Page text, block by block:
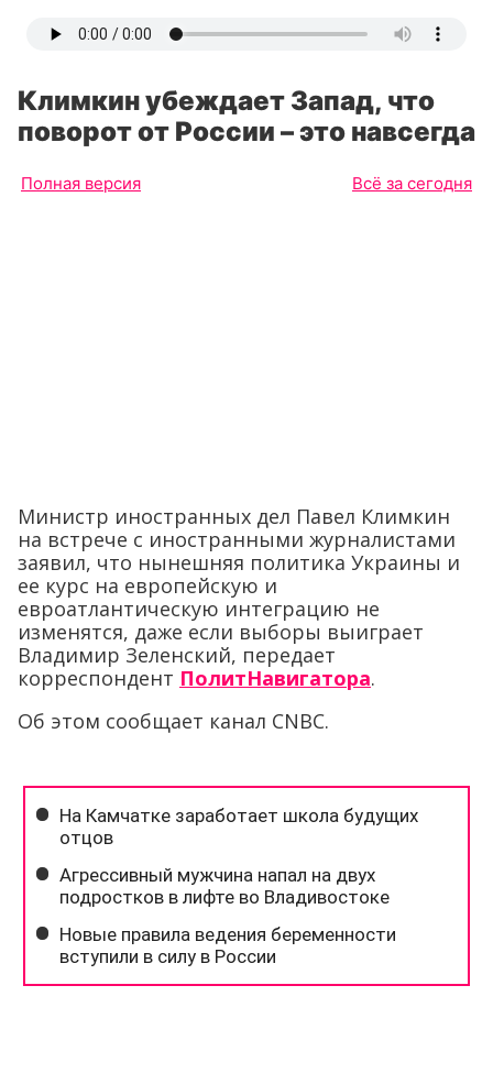
Климкин убеждает Запад, что
поворот от России – это навсегда
Полная версия Всё за сегодня
Министр иностранных дел Павел Климкин
на встрече с иностранными журналистами
заявил, что нынешняя политика Украины и
ее курс на европейскую и
евроатлантическую интеграцию не
изменятся, даже если выборы выиграет
Владимир Зеленский, передает
корреспондент ПолитНавигатора.
Об этом сообщает канал CNBC.